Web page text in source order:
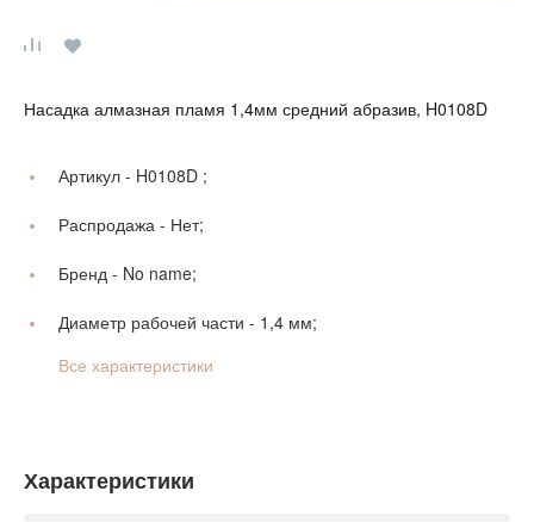
Насадка алмазная пламя 1,4мм средний абразив, H0108D
Артикул - H0108D ;
Распродажа - Нет;
Бренд - No name;
Диаметр рабочей части - 1,4 мм;
Все характеристики
Характеристики